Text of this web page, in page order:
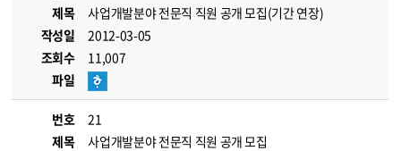
제목
사업개발분야 전문직 직원 공개 모집(기간 연장)
작성일
2012-03-05
조회수
11,007
파일
번호
21
제목
사업개발분야 전문직 직원 공개 모집